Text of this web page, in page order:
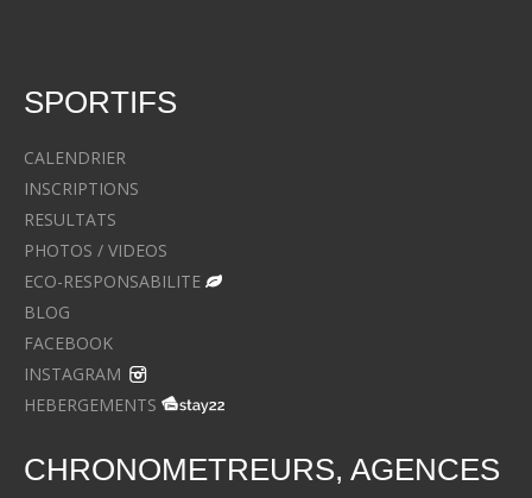
SPORTIFS
CALENDRIER
INSCRIPTIONS
RESULTATS
PHOTOS / VIDEOS
ECO-RESPONSABILITE
BLOG
FACEBOOK
INSTAGRAM
HEBERGEMENTS
CHRONOMETREURS, AGENCES